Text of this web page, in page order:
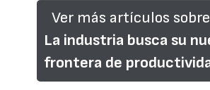
Ver más artículos
La industria busca su
frontera de